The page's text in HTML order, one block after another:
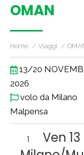
OMAN
Home Viaggi
13/20
2026
volo da Milano
Malpensa
1
Ven